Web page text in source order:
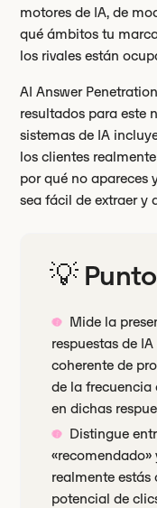
motores de IA, de
qué ámbitos tu
los rivales están
AI Answer
resultados para este
sistemas de IA
los clientes
por qué no apareces
sea fácil de extraer y
💡
Mide la
respuestas de
coherente de
de la frecuencia
en dichas
Distingue
«recomendado»
realmente
potencial de